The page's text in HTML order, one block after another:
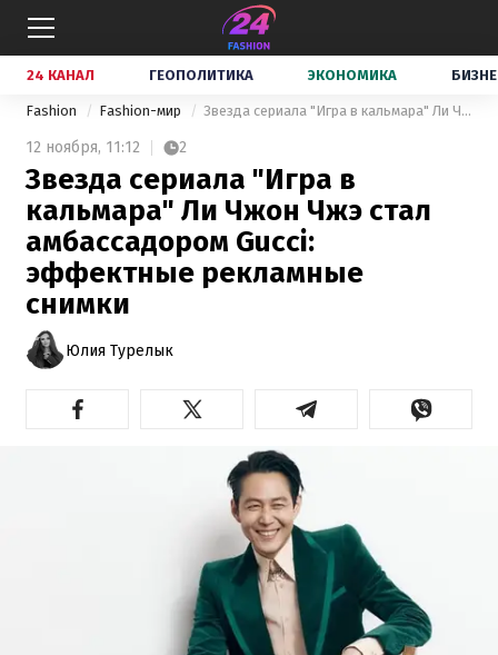
24 КАНАЛ ГЕОПОЛИТИКА ЭКОНОМИКА
Fashion Fashion-мир Звезда сериала "Игра в кальмара" Ли Чжон Чжэ стал амбассадором Gucci: эффектные рекламные снимки
12 ноября, 11:12 2
Звезда сериала "Игра в
кальмара" Ли Чжон Чжэ стал
амбассадором Gucci:
эффектные рекламные
снимки
Юлия Турелык